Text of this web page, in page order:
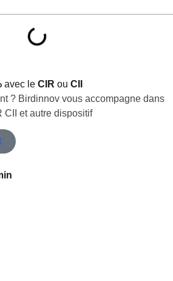
avec le CIR ou CII
? Birdinnov vous accompagne dans
CII et autre dispositif